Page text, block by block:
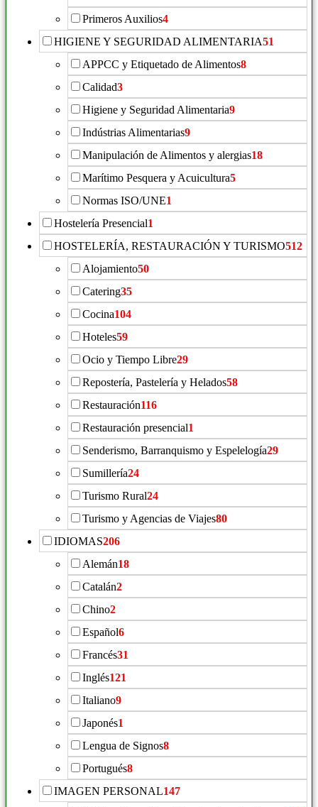
Primeros Auxilios4
HIGIENE Y SEGURIDAD ALIMENTARIA51
APPCC y Etiquetado de Alimentos8
Calidad3
Higiene y Seguridad Alimentaria9
Indústrias Alimentarias9
Manipulación de Alimentos y alergias18
Marítimo Pesquera y Acuicultura5
Normas ISO/UNE1
Hostelería Presencial1
HOSTELERÍA, RESTAURACIÓN Y TURISMO512
Alojamiento50
Catering35
Cocina104
Hoteles59
Ocio y Tiempo Libre29
Repostería, Pastelería y Helados58
Restauración116
Restauración presencial1
Senderismo, Barranquismo y Espelelogía29
Sumillería24
Turismo Rural24
Turismo y Agencias de Viajes80
IDIOMAS206
Alemán18
Catalán2
Chino2
Español6
Francés31
Inglés121
Italiano9
Japonés1
Lengua de Signos8
Portugués8
IMAGEN PERSONAL147